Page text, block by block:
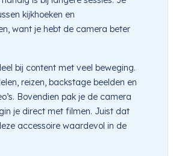
kijkhoeken en
want je hebt de camera beter
bij content met veel beweging.
reizen, backstage beelden en
Bovendien pak je de camera
je direct met filmen. Juist dat
accessoire waardevol in de